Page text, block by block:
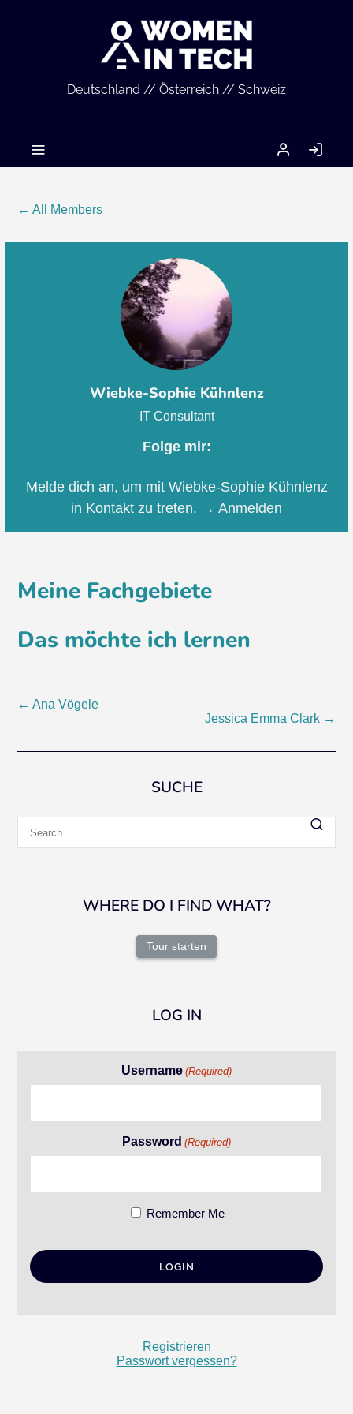
Deutschland // Österreich // Schweiz
MEIN
ACCOUNT
IN
← All Members
Wiebke-Sophie Kühnlenz
IT Consultant
Folge mir:
Melde dich an, um mit Wiebke-Sophie Kühnlenz
in Kontakt zu treten. → Anmelden
Meine Fachgebiete
Das möchte ich lernen
Post
← Ana Vögele
Jessica Emma Clark →
SUCHE
for:
WHERE DO I FIND WHAT?
Tour starten
LOG IN
Username (Required)
Password (Required)
Remember Me
Registrieren
Passwort vergessen?